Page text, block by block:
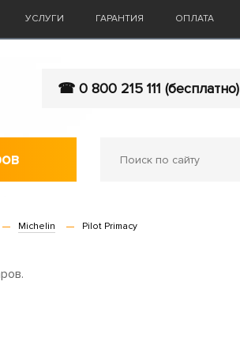
УСЛУГИ ГАРАНТИЯ ОПЛАТА
☎ 0 800 215 111 (бесплатно)
Michelin Pilot Primacy